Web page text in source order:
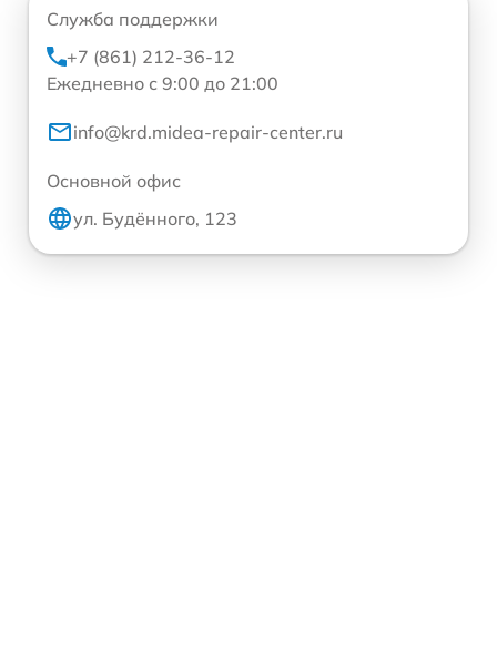
Служба поддержки
+7 (861) 212-36-12
Ежедневно с 9:00 до 21:00
info@krd.midea-repair-center.ru
Основной офис
ул. Будённого, 123